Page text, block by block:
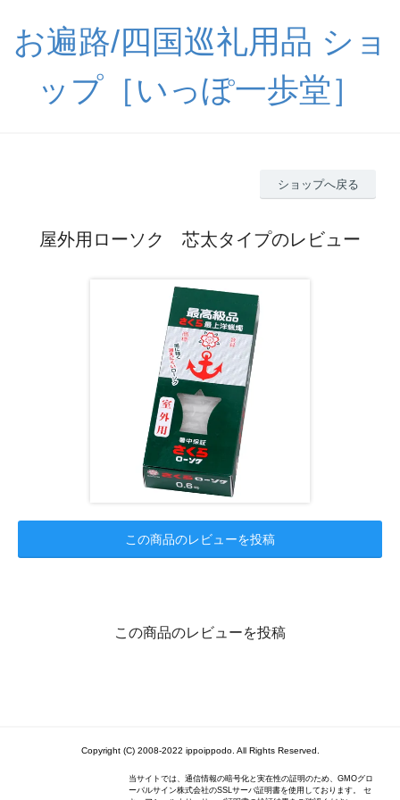
お遍路/四国巡礼用品 ショ
ップ［いっぽ一歩堂］
ショップへ戻る
屋外用ローソク 芯太タイプのレビュー
この商品のレビューを投稿
この商品のレビューを投稿
Copyright (C) 2008-2022 ippoippodo. All Rights Reserved.
当サイトでは、通信情報の暗号化と実在性の証明のため、GMOグロ
ーバルサイン株式会社のSSLサーバ証明書を使用しております。 セ